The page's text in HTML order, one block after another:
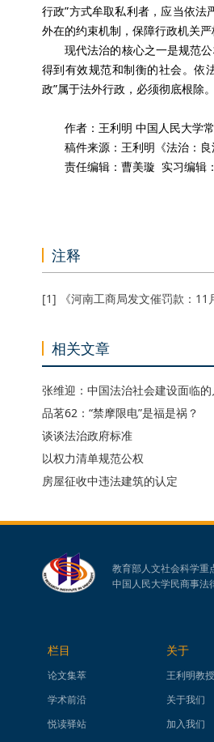
行政”方式牟取私利者，应当依
外在的约束机制，保障行政机关严
现代法治的核心之一是规范
得到有效规范和制衡的社会。依
政”属于法外行政，必须彻底根除。
作者：王利明 中国人民大学
稿件来源：王利明《法治：良
责任编辑：曹美璇 实习编辑
注释
[1] 《河南工商局发文催罚款：11
相关文章
张维迎：中国法治社会建设面临
品茗62：“禁摩限电”是福是祸？
谈谈法治政府标准
以权力清单规范公权
房屋征收中违法建筑的认定
教育部人文社会科学重
中国人民大学民商事法
栏目
论文集萃
学术前沿
悦读驿站
关于
王利明教
关于我们
加入我们